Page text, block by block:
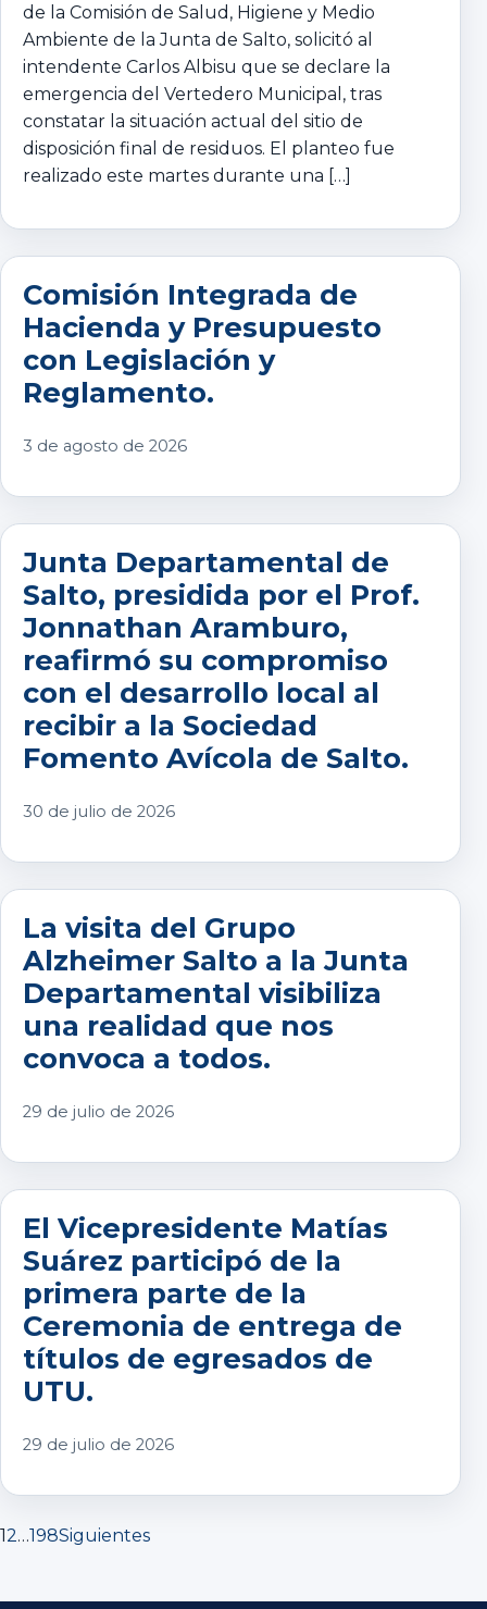
de la Comisión de Salud, Higiene y Medio
Ambiente de la Junta de Salto, solicitó al
intendente Carlos Albisu que se declare la
emergencia del Vertedero Municipal, tras
constatar la situación actual del sitio de
disposición final de residuos. El planteo fue
realizado este martes durante una […]
Comisión Integrada de
Hacienda y Presupuesto
con Legislación y
Reglamento.
3 de agosto de 2026
Junta Departamental de
Salto, presidida por el Prof.
Jonnathan Aramburo,
reafirmó su compromiso
con el desarrollo local al
recibir a la Sociedad
Fomento Avícola de Salto.
30 de julio de 2026
La visita del Grupo
Alzheimer Salto a la Junta
Departamental visibiliza
una realidad que nos
convoca a todos.
29 de julio de 2026
El Vicepresidente Matías
Suárez participó de la
primera parte de la
Ceremonia de entrega de
títulos de egresados de
UTU.
29 de julio de 2026
Paginación de entradas
12…198Siguientes